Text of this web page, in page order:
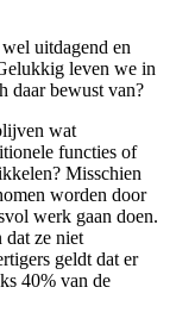
uitdagend en
leven we in
daar bewust van?
wat
functies of
Misschien
worden door
werk gaan doen.
dat ze niet
geldt dat er
40% van de